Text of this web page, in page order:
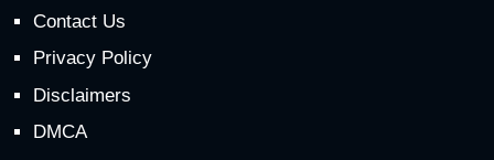
Contact Us
Privacy Policy
Disclaimers
DMCA